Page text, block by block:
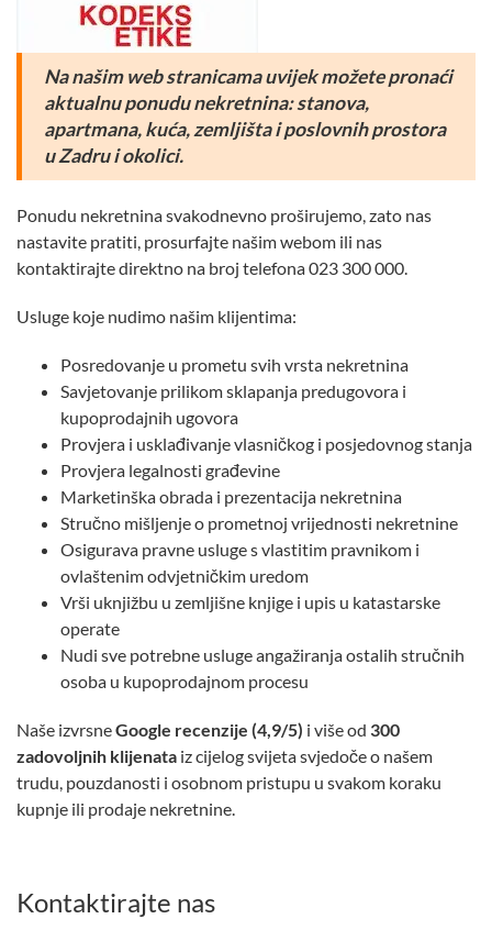
Na našim web stranicama uvijek možete pronaći
aktualnu ponudu nekretnina:stanova,
apartmana, kuća, zemljišta i poslovnih prostora
u Zadru i okolici.
Ponudu nekretnina svakodnevno proširujemo, zato nas
nastavite pratiti, prosurfajte našim webom ili nas
kontaktirajte direktno na broj telefona 023 300 000.
Usluge koje nudimo našim klijentima:
Posredovanje u prometu svih vrsta nekretnina
Savjetovanje prilikom sklapanja predugovora i
kupoprodajnih ugovora
Provjera i usklađivanje vlasničkog i posjedovnog stanja
Provjera legalnosti građevine
Marketinška obrada i prezentacija nekretnina
Stručno mišljenje o prometnoj vrijednosti nekretnine
Osigurava pravne usluge s vlastitim pravnikom i
ovlaštenim odvjetničkim uredom
Vrši uknjižbu u zemljišne knjige i upis u katastarske
operate
Nudi sve potrebne usluge angažiranja ostalih stručnih
osoba u kupoprodajnom procesu
Naše izvrsneGoogle recenzije (4,9/5) i više od 300
zadovoljnih klijenata iz cijelog svijeta svjedoče o našem
trudu, pouzdanosti i osobnom pristupu u svakom koraku
kupnje ili prodaje nekretnine.
Kontaktirajte nas